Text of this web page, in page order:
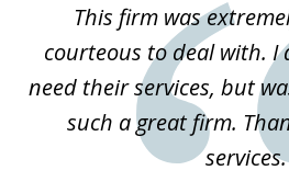
This firm was
courteous to deal with. I
need their services, but
such a great firm.
services.